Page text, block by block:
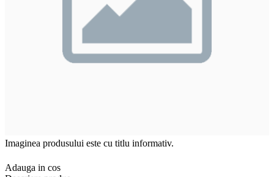
Imaginea produsului este cu titlu informativ.
Adauga in cos